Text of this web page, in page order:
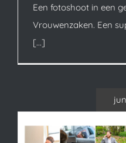
Een fotoshoot in een
Vrouwenzaken. Een
[...]